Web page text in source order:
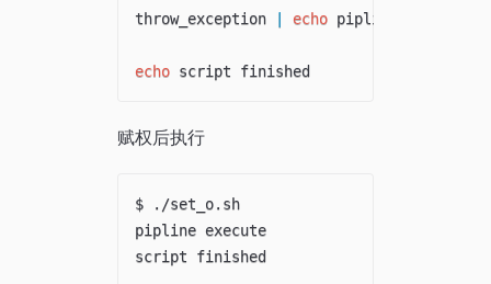
throw_exception echo pipline execute
echo
赋权后执行
$ ./set_o.sh
pipline execute